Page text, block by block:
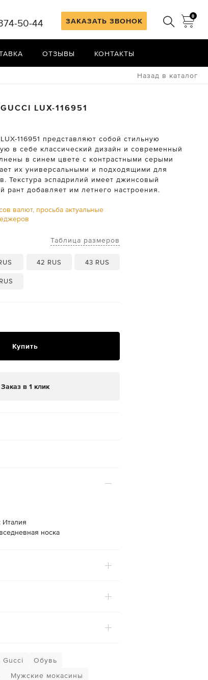
ЗАКАЗАТЬ ЗВОНОК
0
50-44
ОТЗЫВЫ КОНТАКТЫ
Назад в каталог
GUCCI LUX-116951
116951 представляют собой стильную
в себе классический дизайн и современный
в синем цвете с контрастными серыми
их универсальными и подходящими для
Текстура эспадрилий имеет джинсовый
рант добавляет им летнего настроения.
валют, просьба актуальные
Таблица размеров
42 RUS 43 RUS
Купить
Заказ в 1 клик
Италия
носка
Gucci
Обувь
Мужские мокасины